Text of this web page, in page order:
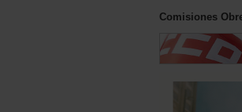
Comisiones